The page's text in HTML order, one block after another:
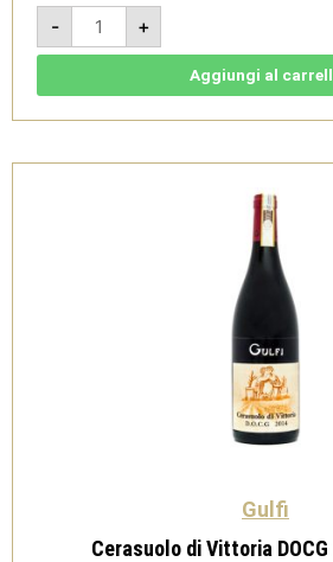
-
Rossojbleo
2023
-
DOC
Gulfi
+
Aggiungi al
Gulfi
Cerasuolo di Vittoria